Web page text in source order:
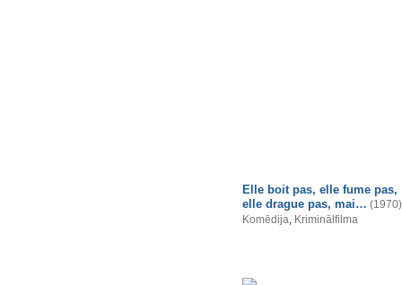
Elle boit pas, elle fume pas,
elle drague pas, mai… (1970)
Komēdija, Kriminālfilma